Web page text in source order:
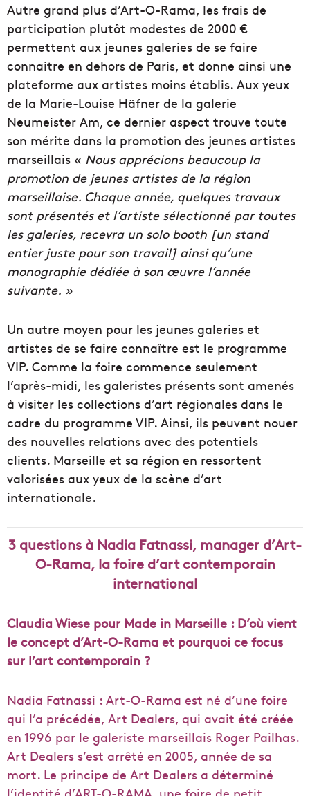
Autre grand plus d’Art-O-Rama, les frais de
participation plutôt modestes de 2000 €
permettent aux jeunes galeries de se faire
connaitre en dehors de Paris, et donne ainsi une
plateforme aux artistes moins établis. Aux yeux
de la Marie-Louise Häfner de la galerie
Neumeister Am, ce dernier aspect trouve toute
son mérite dans la promotion des jeunes artistes
marseillais « Nous apprécions beaucoup la
promotion de jeunes artistes de la région
marseillaise. Chaque année, quelques travaux
sont présentés et l’artiste sélectionné par toutes
les galeries, recevra un solo booth [un stand
entier juste pour son travail] ainsi qu’une
monographie dédiée à son œuvre l’année
suivante. »
Un autre moyen pour les jeunes galeries et
artistes de se faire connaître est le programme
VIP. Comme la foire commence seulement
l’après-midi, les galeristes présents sont amenés
à visiter les collections d’art régionales dans le
cadre du programme VIP. Ainsi, ils peuvent nouer
des nouvelles relations avec des potentiels
clients. Marseille et sa région en ressortent
valorisées aux yeux de la scène d’art
internationale.
3 questions à Nadia Fatnassi, manager d’Art-
O-Rama, la foire d’art contemporain
international
Claudia Wiese pour Made in Marseille : D’où vient
le concept d’Art-O-Rama et pourquoi ce focus
sur l’art contemporain ?
Nadia Fatnassi : Art-O-Rama est né d’une foire
qui l’a précédée, Art Dealers, qui avait été créée
en 1996 par le galeriste marseillais Roger Pailhas.
Art Dealers s’est arrêté en 2005, année de sa
mort. Le principe de Art Dealers a déterminé